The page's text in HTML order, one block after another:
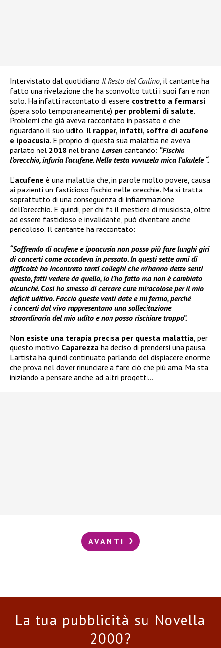
Intervistato dal quotidiano Il Resto del Carlino, il cantante ha
fatto una rivelazione che ha sconvolto tutti i suoi fan e non
solo. Ha infatti raccontato di essere costretto a fermarsi
(spera solo temporaneamente) per problemi di salute.
Problemi che già aveva raccontato in passato e che
riguardano il suo udito. Il rapper, infatti, soffre di acufene
e ipoacusia. E proprio di questa sua malattia ne aveva
parlato nel 2018 nel brano Larsen cantando: “Fischia
l’orecchio, infuria l’acufene. Nella testa vuvuzela mica l’ukulele “.
L’acufene è una malattia che, in parole molto povere, causa
ai pazienti un fastidioso fischio nelle orecchie. Ma si tratta
soprattutto di una conseguenza di infiammazione
dell’orecchio. E quindi, per chi fa il mestiere di musicista, oltre
ad essere fastidioso e invalidante, può diventare anche
pericoloso. Il cantante ha raccontato:
“Soffrendo di acufene e ipoacusia non posso più fare lunghi giri
di concerti come accadeva in passato. In questi sette anni di
difficoltà ho incontrato tanti colleghi che m’hanno detto senti
questo, fatti vedere da quello, io l’ho fatto ma non è cambiato
alcunché. Così ho smesso di cercare cure miracolose per il mio
deficit uditivo. Faccio queste venti date e mi fermo, perché
i concerti dal vivo rappresentano una sollecitazione
straordinaria del mio udito e non posso rischiare troppo”.
Non esiste una terapia precisa per questa malattia, per
questo motivo Caparezza ha deciso di prendersi una pausa.
L’artista ha quindi continuato parlando del dispiacere enorme
che prova nel dover rinunciare a fare ciò che più ama. Ma sta
iniziando a pensare anche ad altri progetti…
AVANTI
La tua pubblicità su Novella
2000?